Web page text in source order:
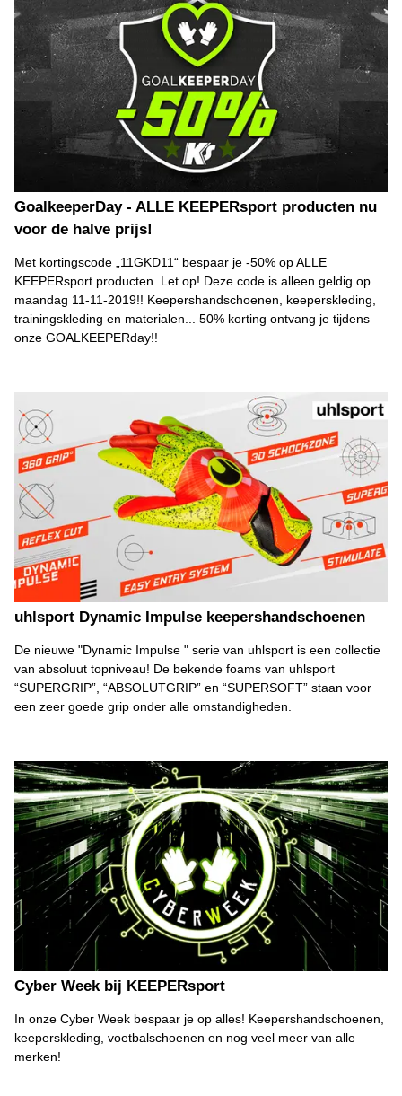
GoalkeeperDay - ALLE KEEPERsport producten nu
voor de halve prijs!
Met kortingscode „11GKD11“ bespaar je -50% op ALLE
KEEPERsport producten. Let op! Deze code is alleen geldig op
maandag 11-11-2019!! Keepershandschoenen, keeperskleding,
trainingskleding en materialen... 50% korting ontvang je tijdens
onze GOALKEEPERday!!
uhlsport Dynamic Impulse keepershandschoenen
De nieuwe "Dynamic Impulse " serie van uhlsport is een collectie
van absoluut topniveau! De bekende foams van uhlsport
“SUPERGRIP”, “ABSOLUTGRIP” en “SUPERSOFT” staan voor
een zeer goede grip onder alle omstandigheden.
Cyber Week bij KEEPERsport
In onze Cyber Week bespaar je op alles! Keepershandschoenen,
keeperskleding, voetbalschoenen en nog veel meer van alle
merken!